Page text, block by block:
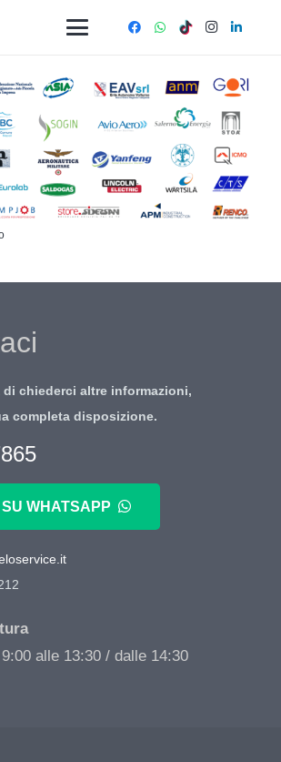
di chiederci altre informazioni,
completa disposizione.
WHATSAPP
alle 13:30 / dalle 14:30